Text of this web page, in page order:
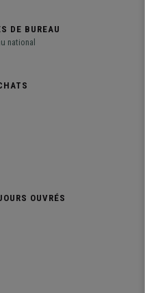
DE BUREAU
national
OUVRÉS